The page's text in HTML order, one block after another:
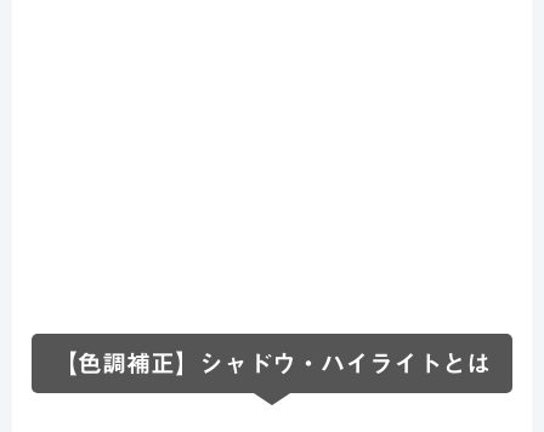
【色調補正】シャドウ・ハイライトとは